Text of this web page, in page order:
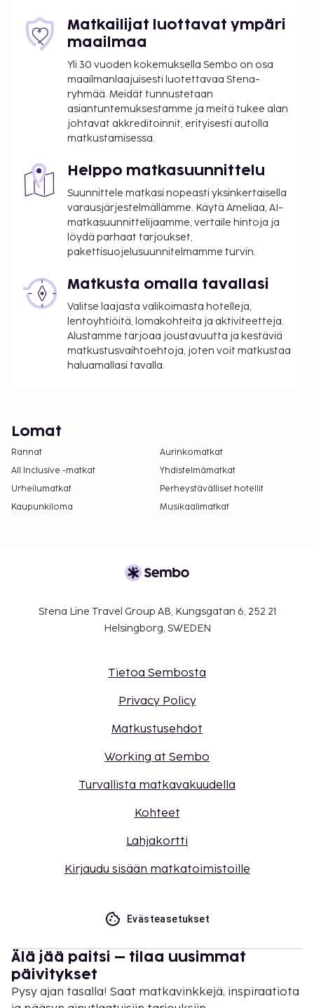
Matkailijat luottavat ympäri
maailmaa
Yli 30 vuoden kokemuksella Sembo on osa
maailmanlaajuisesti luotettavaa Stena-
ryhmää. Meidät tunnustetaan
asiantuntemuksestamme ja meitä tukee alan
johtavat akkreditoinnit, erityisesti autolla
matkustamisessa.
Helppo matkasuunnittelu
Suunnittele matkasi nopeasti yksinkertaisella
varausjärjestelmällämme. Käytä Ameliaa, AI-
matkasuunnittelijaamme, vertaile hintoja ja
löydä parhaat tarjoukset,
pakettisuojelusuunnitelmamme turvin.
Matkusta omalla tavallasi
Valitse laajasta valikoimasta hotelleja,
lentoyhtiöitä, lomakohteita ja aktiviteetteja.
Alustamme tarjoaa joustavuutta ja kestäviä
matkustusvaihtoehtoja, joten voit matkustaa
haluamallasi tavalla.
Lomat
Rannat
Aurinkomatkat
All Inclusive -matkat
Yhdistelmämatkat
Urheilumatkat
Perheystävälliset hotellit
Kaupunkiloma
Musikaalimatkat
Stena Line Travel Group AB, Kungsgatan 6, 252 21
Helsingborg, SWEDEN
Tietoa Sembosta
Privacy Policy
Matkustusehdot
Working at Sembo
Turvallista matkavakuudella
Kohteet
Lahjakortti
Kirjaudu sisään matkatoimistoille
Evästeasetukset
Älä jää paitsi – tilaa uusimmat
päivitykset
Pysy ajan tasalla! Saat matkavinkkejä, inspiraatiota